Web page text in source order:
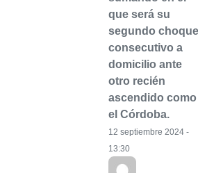
que será su
segundo choque
consecutivo a
domicilio ante
otro recién
ascendido como
el Córdoba.
12 septiembre 2024 -
13:30